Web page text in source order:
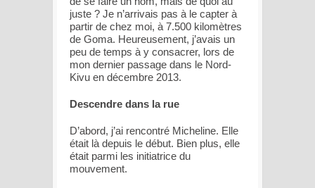
juste ? Je n’arrivais pas à le capter à
partir de chez moi, à 7.500 kilomètres
de Goma. Heureusement, j’avais un
peu de temps à y consacrer, lors de
mon dernier passage dans le Nord-
Kivu en décembre 2013.
Descendre dans la rue
D’abord, j’ai rencontré Micheline. Elle
était là depuis le début. Bien plus, elle
était parmi les initiatrice du
mouvement.